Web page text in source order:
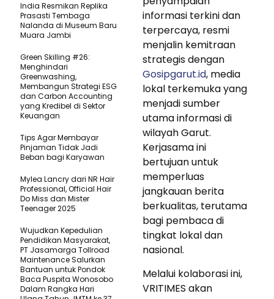
informasi terkini dan
terpercaya, resmi
menjalin kemitraan
strategis dengan
Gosipgarut.id, media
lokal terkemuka yang
menjadi sumber
utama informasi di
wilayah Garut.
Kerjasama ini
bertujuan untuk
memperluas
jangkauan berita
berkualitas, terutama
bagi pembaca di
tingkat lokal dan
nasional.
Melalui kolaborasi ini,
VRITIMES akan
India Resmikan Replika
Prasasti Tembaga
Nalanda di Museum Baru
Muara Jambi
Green Skilling #26:
Menghindari
Greenwashing,
Membangun Strategi ESG
dan Carbon Accounting
yang Kredibel di Sektor
Keuangan
Tips Agar Membayar
Pinjaman Tidak Jadi
Beban bagi Karyawan
Mylea Lancry dari NR Hair
Professional, Official Hair
Do Miss dan Mister
Teenager 2025
Wujudkan Kepedulian
Pendidikan Masyarakat,
PT Jasamarga Tollroad
Maintenance Salurkan
Bantuan untuk Pondok
Baca Puspita Wonosobo
Dalam Rangka Hari